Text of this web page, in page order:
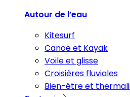
Autour de l’eau
Kitesurf
Canoë et Kayak
Voile et glisse
Croisières fluviales
Bien-être et